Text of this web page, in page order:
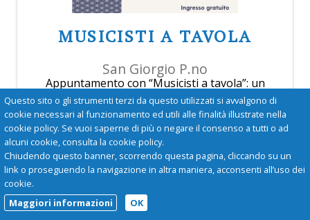
MUSICISTI A TAVOLA
San Giorgio P.no
Appuntamento con “Musicisti a tavola”: un
viaggio tra musica e racconti.
0523870997
Questo sito o gli strumenti terzi da questo utilizzati si avvalgono di
cookie necessari al funzionamento ed utili alle finalità illustrate nella
cookie policy. Se vuoi saperne di più o negare il consenso a tutti o ad
alcuni cookie, consulta la cookie policy.
Chiudendo questo banner, scorrendo questa pagina, cliccando su un
link o proseguendo la navigazione in altra maniera, acconsenti all’uso dei
cookie.
Maggiori informazioni
OK